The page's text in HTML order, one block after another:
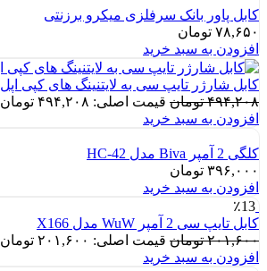
کابل پاور بانک سرفلزی میکرو برزنتی
۷۸,۶۵۰ تومان
افزودن به سبد خرید
کابل شارژر تایپ سی به لایتنینگ های کپی اپل Type C to Lightning
۴۹۴,۲۰۸ تومان قیمت اصلی: ۴۹۴,۲۰۸ تومان بود.
افزودن به سبد خرید
کلگی 2 آمپر Biva مدل HC-42
۳۹۶,۰۰۰ تومان
افزودن به سبد خرید
٪13
کابل تایپ سی 2 آمپر WuW مدل X166
۲۰۱,۶۰۰ تومان قیمت اصلی: ۲۰۱,۶۰۰ تومان بود.
افزودن به سبد خرید